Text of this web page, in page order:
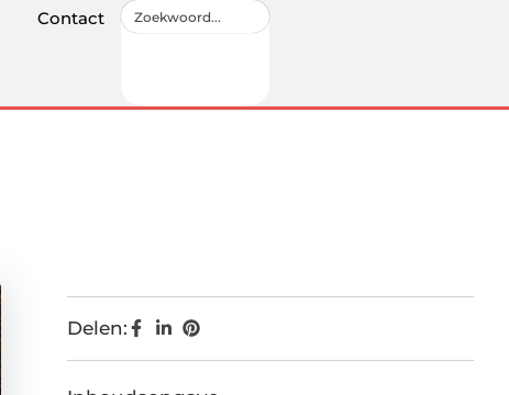
Contact
Delen: